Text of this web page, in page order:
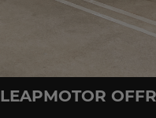
LEAPMOTOR